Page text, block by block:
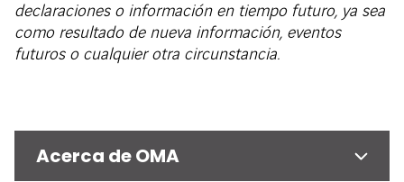
declaraciones o información en tiempo futuro, ya sea
como resultado de nueva información, eventos
futuros o cualquier otra circunstancia.
Acerca de OMA